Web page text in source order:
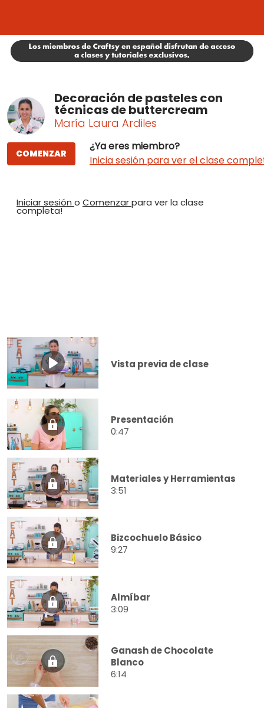
Decoración de pasteles con
técnicas de buttercream
María Laura Ardiles
¿Ya eres miembro?
Inicia sesión para ver el clase
COMENZAR
Iniciar sesión o Comenzarpara ver la clase
completa!
Vista previa de clase
Presentación
0:47
Materiales y Herramientas
3:51
Bizcochuelo Básico
9:27
Almíbar
3:09
Ganash de Chocolate
Blanco
6:14